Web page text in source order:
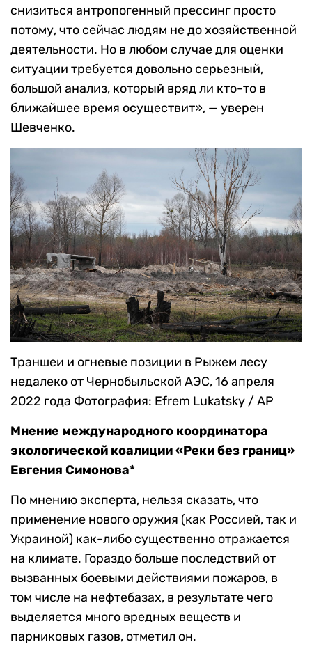
снизиться антропогенный прессинг просто
потому, что сейчас людям не до хозяйственной
деятельности. Но в любом случае для оценки
ситуации требуется довольно серьезный,
большой анализ, который вряд ли кто-то в
ближайшее время осуществит», — уверен
Шевченко.
Траншеи и огневые позиции в Рыжем лесу
недалеко от Чернобыльской АЭС, 16 апреля
2022 года Фотография: Efrem Lukatsky / AP
Мнение международного координатора
экологической коалиции «Реки без границ»
Евгения Симонова*
По мнению эксперта, нельзя сказать, что
применение нового оружия (как Россией, так и
Украиной) как-либо существенно отражается
на климате. Гораздо больше последствий от
вызванных боевыми действиями пожаров, в
том числе на нефтебазах, в результате чего
выделяется много вредных веществ и
парниковых газов, отметил он.